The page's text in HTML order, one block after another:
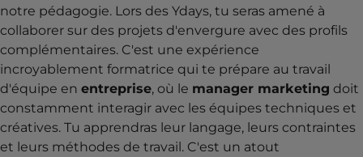
notre pédagogie. Lors des Ydays, tu seras amené à
collaborer sur des projets d'envergure avec des profils
complémentaires. C'est une expérience
incroyablement formatrice qui te prépare au travail
d'équipe en entreprise, où le manager marketing doit
constamment interagir avec les équipes techniques et
créatives. Tu apprendras leur langage, leurs contraintes
et leurs méthodes de travail. C'est un atout